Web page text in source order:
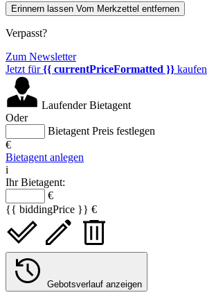
Erinnern lassen Vom Merkzettel entfernen
Verpasst?
Zum Newsletter
Jetzt für{{ currentPriceFormatted }} kaufen
Laufender Bietagent
Oder
Bietagent Preis festlegen
€
Bietagent anlegen
i
Ihr Bietagent:
€
{{ biddingPrice }} €
Gebotsverlauf anzeigen